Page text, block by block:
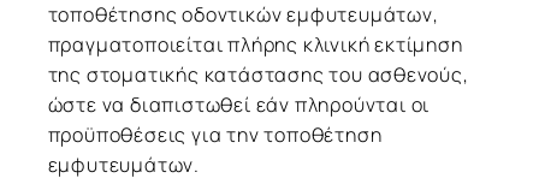
τοποθέτησης οδοντικών εμφυτευμάτων,
πραγματοποιείται πλήρης κλινική εκτίμηση
της στοματικής κατάστασης του ασθενούς,
ώστε να διαπιστωθεί εάν πληρούνται οι
προϋποθέσεις για την τοποθέτηση
εμφυτευμάτων.